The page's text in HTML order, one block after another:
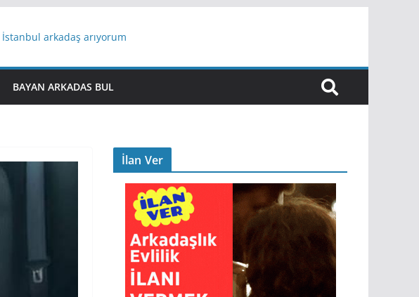
İstanbul arkadaş arıyorum
Yeni Bir Aşk Lazım
iş arayanlara iş
BAYAN ARKADAS BUL
İlan Ver